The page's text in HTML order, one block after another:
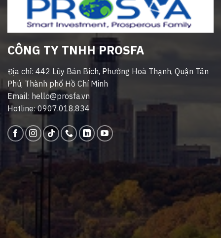
CÔNG TY TNHH PROSFA
Địa chỉ: 442 Lũy Bán Bích, Phường Hoà Thạnh, Quận Tân
Phú, Thành phố Hồ Chí Minh
Email: hello@prosfa.vn
Hotline: 0907.018.834